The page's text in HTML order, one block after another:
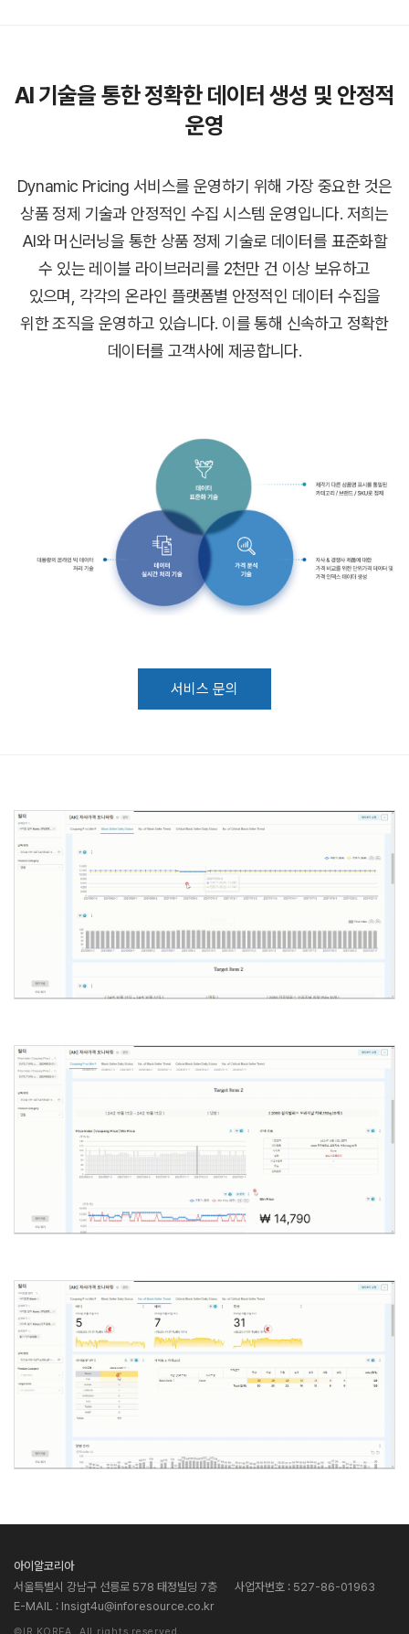
AI 기술을 통한 정확한 데이터 생성 및 안정적
운영
Dynamic Pricing 서비스를 운영하기 위해 가장 중요한 것은
상품 정제 기술과 안정적인 수집 시스템 운영입니다. 저희는
AI와 머신러닝을 통한 상품 정제 기술로 데이터를 표준화할
수 있는 레이블 라이브러리를 2천만 건 이상 보유하고
있으며, 각각의 온라인 플랫폼별 안정적인 데이터 수집을
위한 조직을 운영하고 있습니다. 이를 통해 신속하고 정확한
데이터를 고객사에 제공합니다.
서비스 문의
아이알코리아
서울특별시 강남구 선릉로 578 태정빌딩 7층
사업자번호 : 527-86-01963
E-MAIL : Insigt4u@inforesource.co.kr
©IR KOREA. All rights reserved.